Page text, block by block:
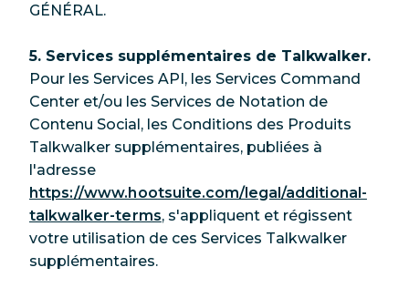
GÉNÉRAL.
5. Services supplémentaires de Talkwalker.
Pour les Services API, les Services Command
Center et/ou les Services de Notation de
Contenu Social, les Conditions des Produits
Talkwalker supplémentaires, publiées à
l'adresse
https://www.hootsuite.com/legal/additional-
talkwalker-terms, s'appliquent et régissent
votre utilisation de ces Services Talkwalker
supplémentaires.